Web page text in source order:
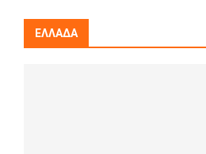
ΕΛΛΆΔΑ